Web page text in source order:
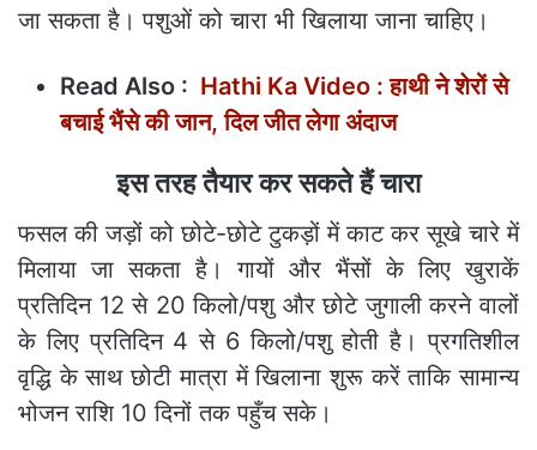
जा सकता है। पशुओं को चारा भी खिलाया जाना चाहिए।
Read Also : Hathi Ka Video : हाथी ने शेरों से
बचाई भैंसे की जान, दिल जीत लेगा अंदाज
इस तरह तैयार कर सकते हैं चारा
फसल की जड़ों को छोटे-छोटे टुकड़ों में काट कर सूखे चारे में
मिलाया जा सकता है। गायों और भैंसों के लिए खुराकें
प्रतिदिन 12 से 20 किलो/पशु और छोटे जुगाली करने वालों
के लिए प्रतिदिन 4 से 6 किलो/पशु होती है। प्रगतिशील
वृद्धि के साथ छोटी मात्रा में खिलाना शुरू करें ताकि सामान्य
भोजन राशि 10 दिनों तक पहुँच सके।